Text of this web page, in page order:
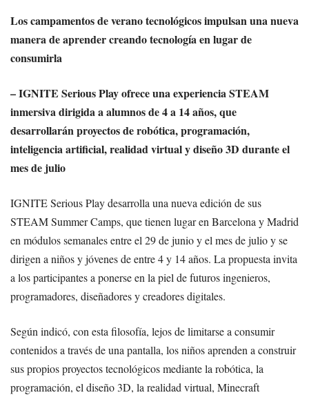
Los campamentos de verano tecnológicos impulsan una nueva
manera de aprender creando tecnología en lugar de
consumirla
– IGNITE Serious Play ofrece una experiencia STEAM
inmersiva dirigida a alumnos de 4 a 14 años, que
desarrollarán proyectos de robótica, programación,
inteligencia artificial, realidad virtual y diseño 3D durante el
mes de julio
IGNITE Serious Play desarrolla una nueva edición de sus
STEAM Summer Camps, que tienen lugar en Barcelona y Madrid
en módulos semanales entre el 29 de junio y el mes de julio y se
dirigen a niños y jóvenes de entre 4 y 14 años. La propuesta invita
a los participantes a ponerse en la piel de futuros ingenieros,
programadores, diseñadores y creadores digitales.
Según indicó, con esta filosofía, lejos de limitarse a consumir
contenidos a través de una pantalla, los niños aprenden a construir
sus propios proyectos tecnológicos mediante la robótica, la
programación, el diseño 3D, la realidad virtual, Minecraft